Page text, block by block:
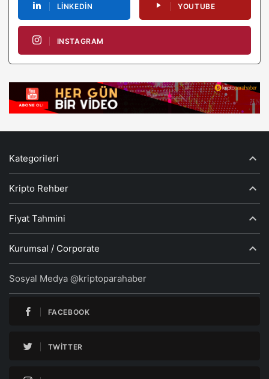
LINKEDIN YOUTUBE
INSTAGRAM
Kategorileri
Kripto Rehber
Fiyat Tahmini
Kurumsal / Corporate
Sosyal Medya @kriptoparahaber
FACEBOOK
TWITTER